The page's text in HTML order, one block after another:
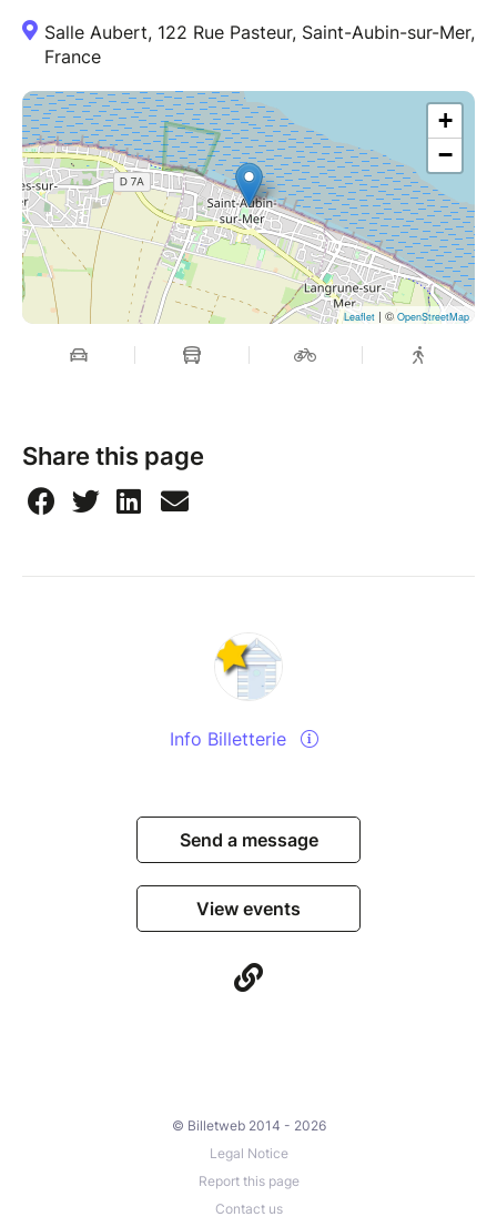
Salle Aubert, 122 Rue Pasteur, Saint-Aubin-sur-Mer,
France
+
−
Leaflet | ©OpenStreetMap
Share this page
Info Billetterie
Send a message
View events
© Billetweb 2014 - 2026
Legal Notice
Report this page
Contact us